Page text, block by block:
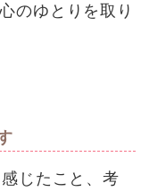
のゆとりを取り
じたこと、考